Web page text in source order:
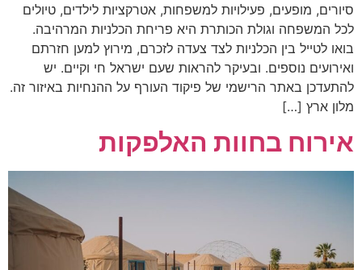
סיורים, מופעים, פעילויות למשפחות, אטרקציות לילדים, טיולים
לכל המשפחה וגולת הכותרת היא פריחת הכלניות המרהיבה.
בואו לטייל בין הכלניות לצד צעדה לזכרם, מירוץ למען חזרתם
ואירועים נוספים. ובעיקר להראות שעם ישראל חי וקיים. יש
להתעדכן באתר הרישמי של פיקוד העורף על ההנחיות באיזור זה.
מלון ארץ […]
אירוח בחוות האלפקות